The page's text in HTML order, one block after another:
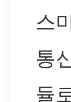
스
통
듈